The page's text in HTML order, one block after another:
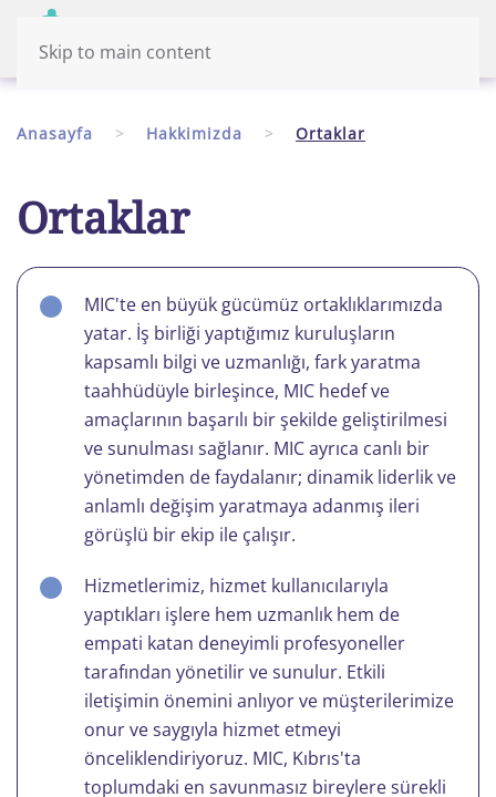
Skip to main content
Anasayfa Hakkimizda Ortaklar
Ortaklar
MIC'te en büyük gücümüz ortaklıklarımızda
yatar. İş birliği yaptığımız kuruluşların
kapsamlı bilgi ve uzmanlığı, fark yaratma
taahhüdüyle birleşince, MIC hedef ve
amaçlarının başarılı bir şekilde geliştirilmesi
ve sunulması sağlanır. MIC ayrıca canlı bir
yönetimden de faydalanır; dinamik liderlik ve
anlamlı değişim yaratmaya adanmış ileri
görüşlü bir ekip ile çalışır.
Hizmetlerimiz, hizmet kullanıcılarıyla
yaptıkları işlere hem uzmanlık hem de
empati katan deneyimli profesyoneller
tarafından yönetilir ve sunulur. Etkili
iletişimin önemini anlıyor ve müşterilerimize
onur ve saygıyla hizmet etmeyi
önceliklendiriyoruz. MIC, Kıbrıs'ta
toplumdaki en savunmasız bireylere sürekli